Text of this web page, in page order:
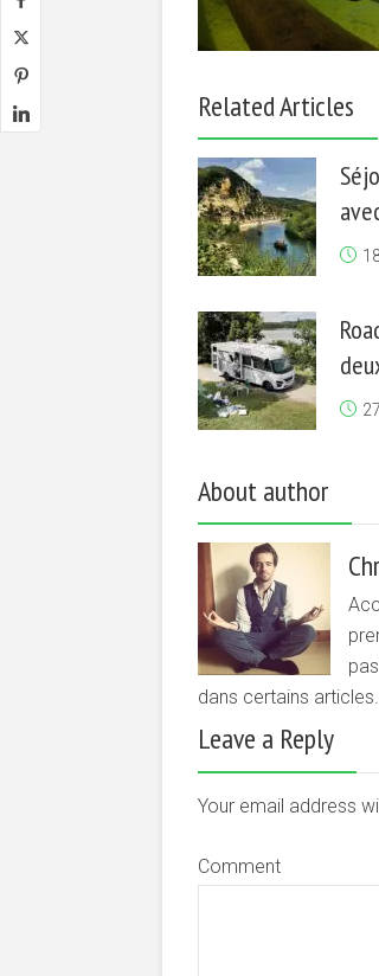
Related Articles
About author
dans certains articles.
Leave a Reply
Your email address
Comment